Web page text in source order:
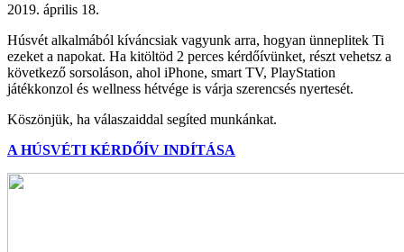
2019. április 18.
Húsvét alkalmából kíváncsiak vagyunk arra, hogyan ünneplitek Ti
ezeket a napokat. Ha kitöltöd 2 perces kérdőívünket, részt vehetsz a
következő sorsoláson, ahol iPhone, smart TV, PlayStation
játékkonzol és wellness hétvége is várja szerencsés nyertesét.
Köszönjük, ha válaszaiddal segíted munkánkat.
A HÚSVÉTI KÉRDŐÍV INDÍTÁSA